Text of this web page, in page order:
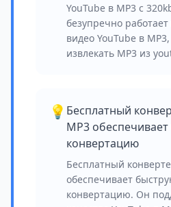
YouTube в MP3 с
безупречно работает
видео YouTube в
извлекать MP3 из
💡 Бесплатный
MP3
конвертацию
Бесплатный
обеспечивает
конвертацию. Он